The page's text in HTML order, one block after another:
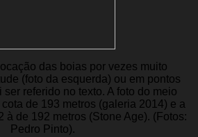
das boias por vezes muito
(foto da esquerda) ou em pontos
referido no texto. A foto do meio
de 193 metros (galeria 2014) e a
à de 192 metros (Stone Age). (Fotos:
Pedro Pinto).